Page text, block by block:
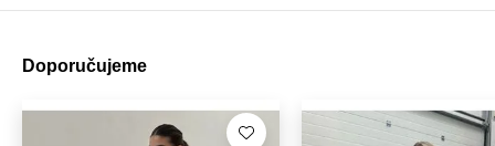
Doporučujeme